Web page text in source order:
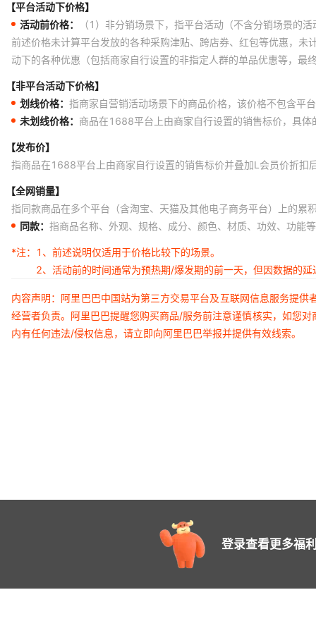
【平台活动下价格】
活动前价格：
（1）非分销场景下，指平台活动（不含分销场景的
前述价格未计算平台发放的各种采购津贴、跨店券、红包等优惠，
动下的各种优惠（包括商家自行设置的非指定人群的单品优惠等，
【非平台活动下价格】
划线价格： 指商家自营销活动场景下的商品价格，该价格不包含平
未划线价格： 商品在1688平台上由商家自行设置的销售标价，具
【发布价】
指商品在1688平台上由商家自行设置的销售标价并叠加L会员价折扣
【全网销量】
指同款商品在多个平台（含淘宝、天猫及其他电子商务平台）上的累
同款： 指商品名称、外观、规格、成分、颜色、材质、功效、功能
*注：
1、前述说明仅适用于价格比较下的场景。
2、活动前的时间通常为预热期/爆发期的前一天，但因数据的
内容声明：阿里巴巴中国站为第三方交易平台及互联网信息服务提
经营者负责。阿里巴巴提醒您购买商品/服务前注意谨慎核实，如您
内有任何违法/侵权信息，请立即向阿里巴巴举报并提供有效线索。
登录查看更多福